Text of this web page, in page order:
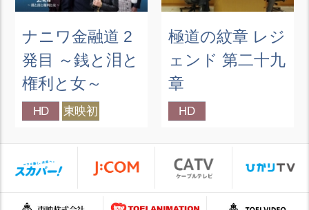
ナニワ金融道 2
発目 ～銭と泪と
権利と女～
HD 東映初
極道の紋章 レジ
ェンド 第二十九
章
HD